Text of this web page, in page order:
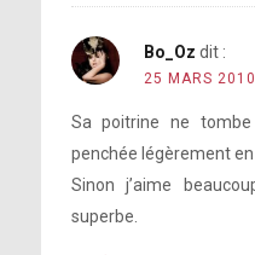
Bo_Oz dit :
25 MARS
Sa poitrine ne
penchée légèrement
Sinon j’aime
superbe.